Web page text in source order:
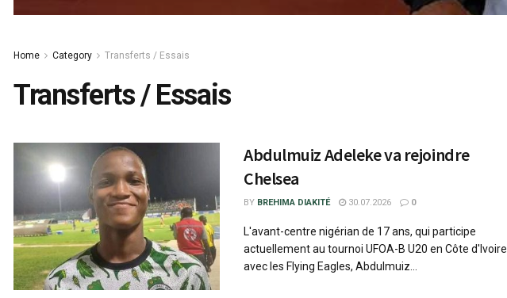
Home Category Transferts / Essais
Transferts / Essais
Abdulmuiz Adeleke va rejoindre
Chelsea
BY BREHIMA DIAKITÉ 30.07.2026 0
L'avant-centre nigérian de 17 ans, qui participe
actuellement au tournoi UFOA-B U20 en Côte d'Ivoire
avec les Flying Eagles, Abdulmuiz...